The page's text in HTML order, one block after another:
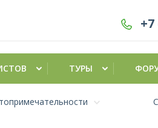
+7
ТУРЫ